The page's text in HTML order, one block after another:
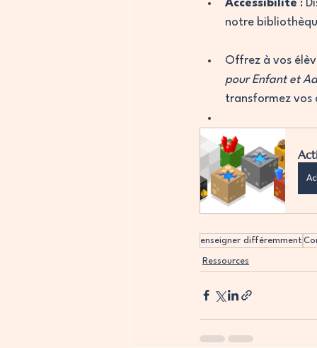
Accessibilité :
notre
Offrez à vos
pour Enfant et
transformez vos
enseigner différemment
Ressources